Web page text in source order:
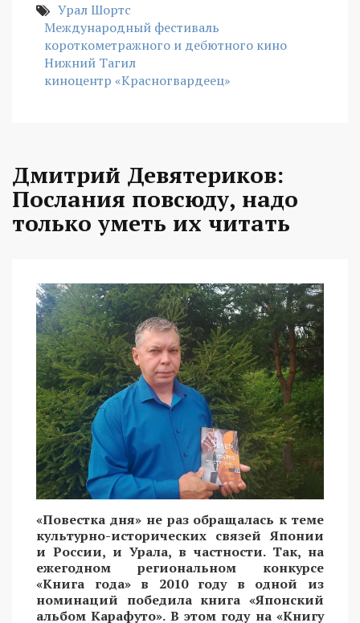
Урал Шортс
Международный фестиваль
короткометражного и дебютного кино
Нижний Тагил
киноцентр «Красногвардеец»
Дмитрий Девятериков:
Послания повсюду, надо
только уметь их читать
«Повестка дня» не раз обращалась к теме
культурно-исторических связей Японии
и России, и Урала, в частности. Так, на
ежегодном региональном конкурсе
«Книга года» в 2010 году в одной из
номинаций победила книга «Японский
альбом Карафуто». В этом году на «Книгу